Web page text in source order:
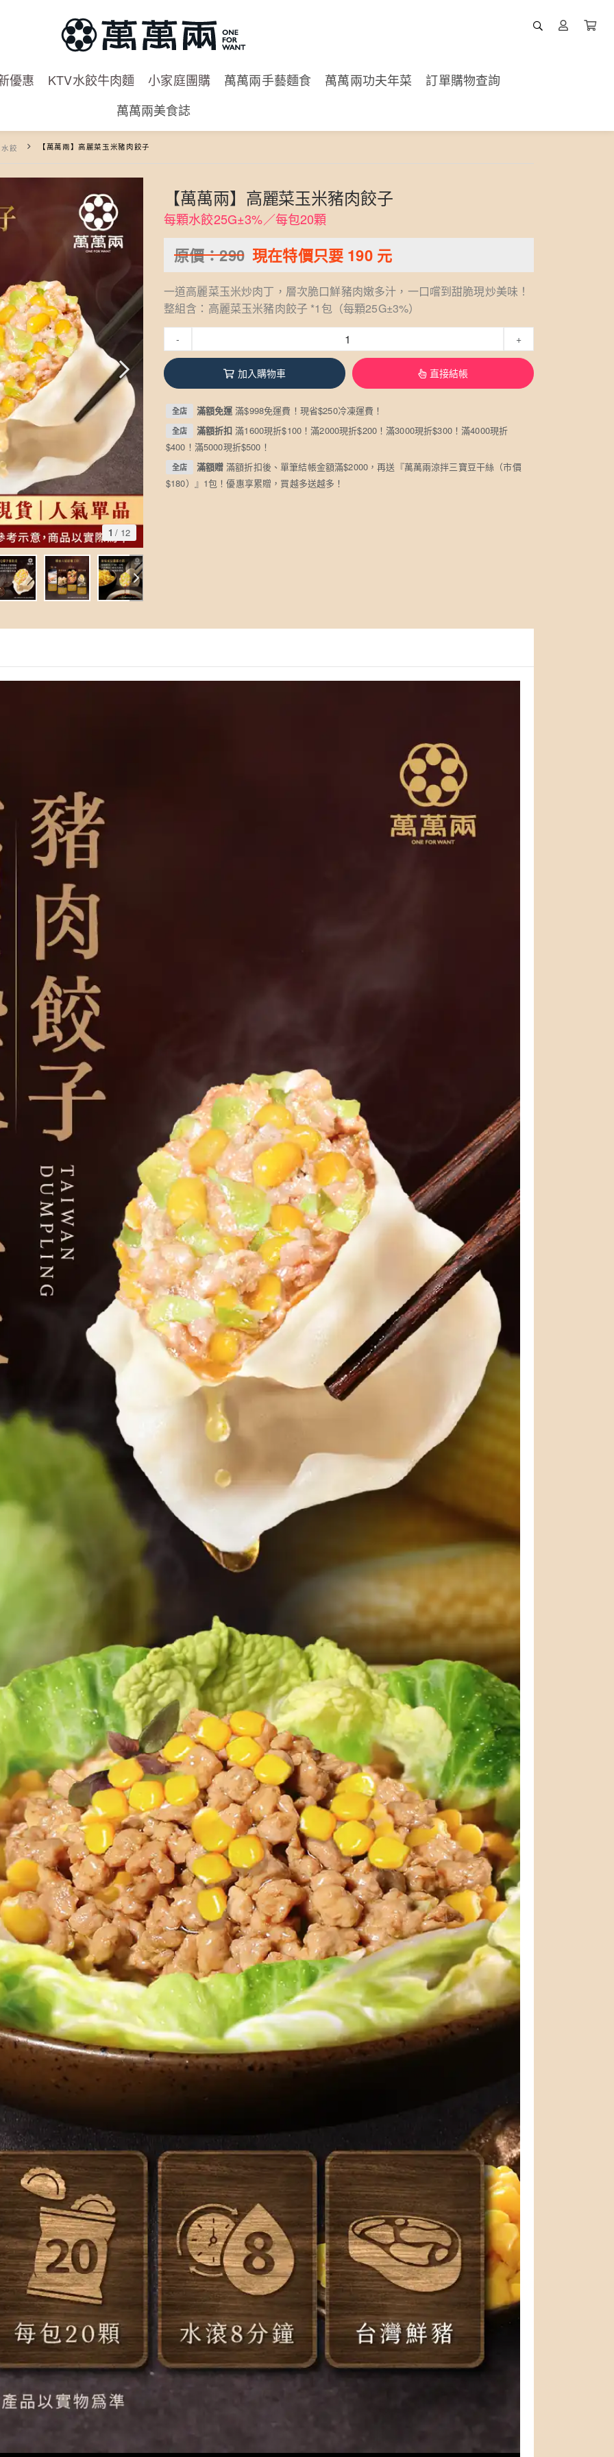
優惠 KTV水餃牛肉麵 小家庭團購 萬萬兩手藝麵食 萬萬兩功夫年菜
訂單購物查詢
萬萬兩美食誌
餃 【萬萬兩】高麗菜玉米豬肉餃子
1 / 12
【萬萬兩】高麗菜玉米豬肉餃子
每顆水餃25G±3%／每包20顆
原價：290 現在特價只要 190元
一道高麗菜玉米炒肉丁，層次脆口鮮豬肉嫩多汁，一口嚐到甜脆現炒美味！
整組含：高麗菜玉米豬肉餃子 *1包（每顆25G±3%）
- +
加入購物車 直接結帳
全店 滿額免運滿$998免運費！現省$250冷凍運費！
全店 滿額折扣滿1600現折$100！滿2000現折$200！滿3000現折$300！滿4000現折
$400！滿5000現折$500！
全店 滿額贈滿額折扣後、單筆結帳金額滿$2000，再送『萬萬兩涼拌三寶豆干絲（市價
$180）』1包！優惠享累贈，買越多送越多！